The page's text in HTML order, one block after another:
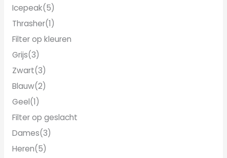
Icepeak(5)
Thrasher(1)
Filter op kleuren
Grijs(3)
Zwart(3)
Blauw(2)
Geel(1)
Filter op geslacht
Dames(3)
Heren(5)